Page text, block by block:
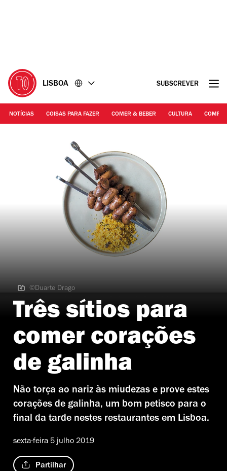
LISBOA SUBSCREVER
NOTÍCIAS COISAS PARA FAZER COMER & BEBER CULTURA
©Duarte Drago | Corações de Galinha do Picamiolos
©Duarte Drago
Três sítios para
comer corações
de galinha
Não torça ao nariz às miudezas e prove estes
corações de galinha, um bom petisco para o
final da tarde nestes restaurantes em Lisboa.
sexta-feira 5 julho 2019
Partilhar